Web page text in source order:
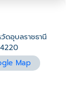
ดอุบลราชธานี
Map